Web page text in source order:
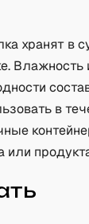
хранят
в
или